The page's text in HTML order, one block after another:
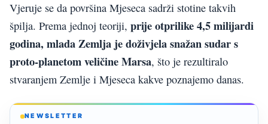
Vjeruje se da površina Mjeseca sadrži stotine takvih
špilja. Prema jednoj teoriji, prije otprilike 4,5 milijardi
godina, mlada Zemlja je doživjela snažan sudar s
proto-planetom veličine Marsa, što je rezultiralo
stvaranjem Zemlje i Mjeseca kakve poznajemo danas.
NEWSLETTER